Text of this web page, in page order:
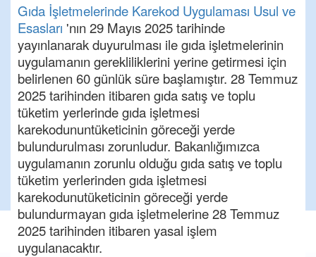
Gıda İşletmelerinde Karekod Uygulaması Usul ve
Esasları 'nın 29 Mayıs 2025 tarihinde
yayınlanarak duyurulması ile gıda işletmelerinin
uygulamanın gerekliliklerini yerine getirmesi için
belirlenen 60 günlük süre başlamıştır. 28 Temmuz
2025 tarihinden itibaren gıda satış ve toplu
tüketim yerlerinde gıda işletmesi
karekodununtüketicinin göreceği yerde
bulundurulması zorunludur. Bakanlığımızca
uygulamanın zorunlu olduğu gıda satış ve toplu
tüketim yerlerinden gıda işletmesi
karekodunutüketicinin göreceği yerde
bulundurmayan gıda işletmelerine 28 Temmuz
2025 tarihinden itibaren yasal işlem
uygulanacaktır.